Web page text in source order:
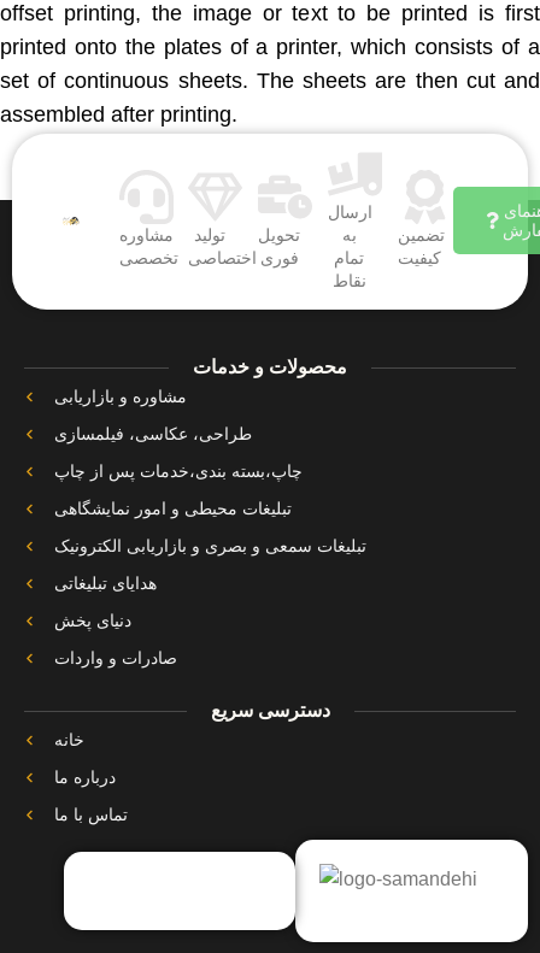
offset printing, the image or text to be printed is first
printed onto the plates of a printer, which consists of a
set of continuous sheets. The sheets are then cut and
assembled after printing.
تضمین
کیفیت
ارسال
به
تمام
نقاط
تحویل
فوری
تولید
اختصاصی
مشاوره
تخصصی
محصولات و خدمات
مشاوره و بازاریابی
طراحی، عکاسی، فیلمسازی
چاپ،بسته بندی،خدمات پس از چاپ
تبلیغات محیطی و امور نمایشگاهی
تبلیغات سمعی و بصری و بازاریابی الکترونیک
هدایای تبلیغاتی
دنیای پخش
صادرات و واردات
دسترسی سریع
خانه
درباره ما
تماس با ما